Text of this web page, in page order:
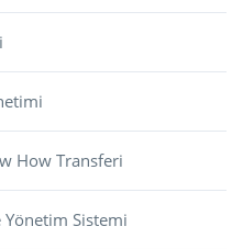
How Transferi
Sistemi